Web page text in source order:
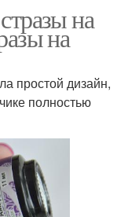
на
на
простой дизайн,
полностью